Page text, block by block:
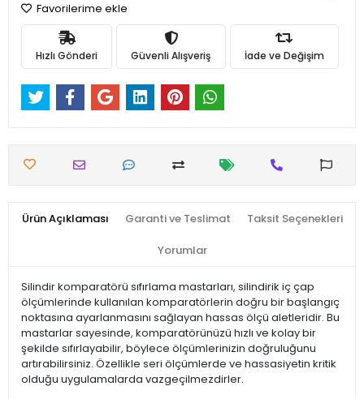
Favorilerime ekle
Hızlı Gönderi Güvenli Alışveriş İade ve Değişim
Ürün Açıklaması Garanti ve Teslimat Taksit Seçenekleri
Yorumlar
Silindir komparatörü sıfırlama mastarları, silindirik iç çap
ölçümlerinde kullanılan komparatörlerin doğru bir başlangıç
noktasına ayarlanmasını sağlayan hassas ölçü aletleridir. Bu
mastarlar sayesinde, komparatörünüzü hızlı ve kolay bir
şekilde sıfırlayabilir, böylece ölçümlerinizin doğruluğunu
artırabilirsiniz. Özellikle seri ölçümlerde ve hassasiyetin kritik
olduğu uygulamalarda vazgeçilmezdirler.